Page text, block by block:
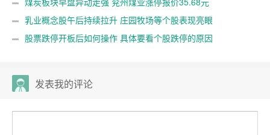
乳业概念股午后持续拉升 庄园牧场等个股表现亮眼
股票跌停开板后如何操作 具体要看个股跌停的原因
发表我的评论